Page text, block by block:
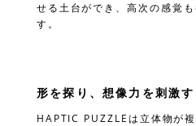
せる土台ができ、高次の感覚
す。
形を探り、想像力を刺激す
HAPTIC PUZZLEは立体物が